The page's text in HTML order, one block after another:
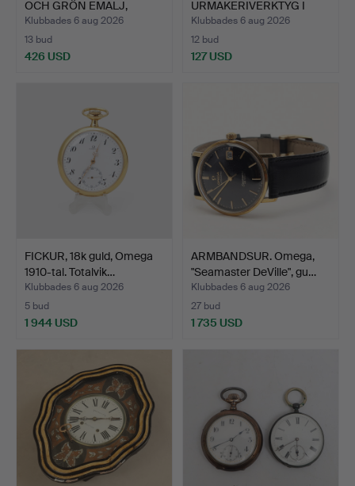
OCH GRÖN EMALJ,
SENT…
Klubbades 6 aug 2026
13 bud
426 USD
URMAKERIVERKTYG I
ASK, alla fic…
Klubbades 6 aug 2026
12 bud
127 USD
FICKUR, 18k guld, Omega
1910-tal. Totalvik…
Klubbades 6 aug 2026
5 bud
1 944 USD
ARMBANDSUR. Omega,
"Seamaster DeVille", gu…
Klubbades 6 aug 2026
27 bud
1 735 USD